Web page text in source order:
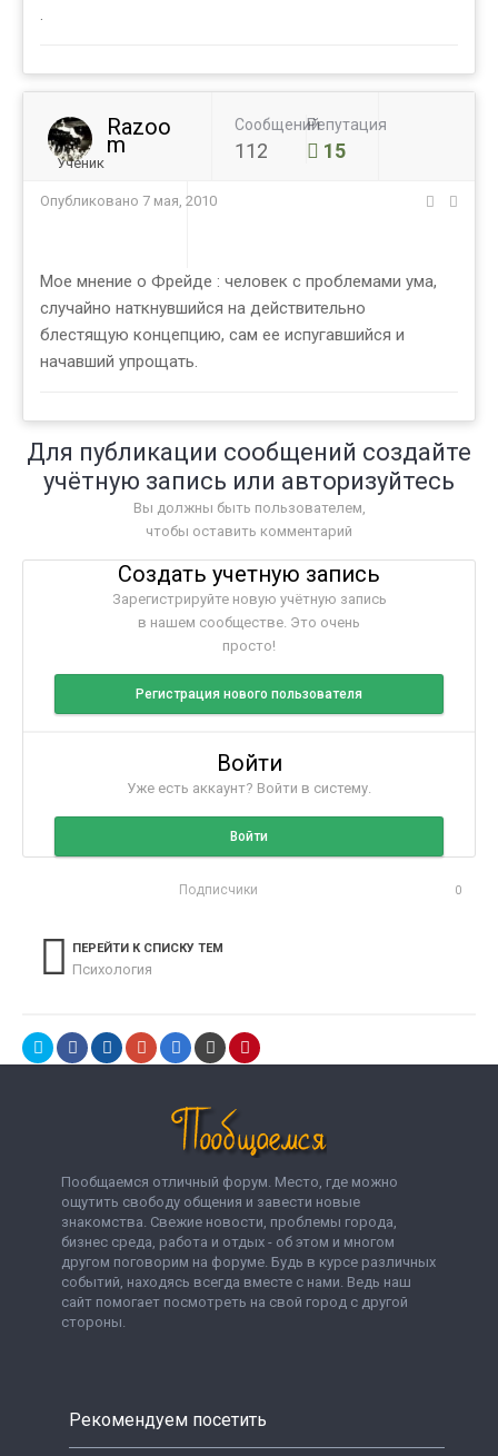
.
Razoo
m
Ученик
Сообщений
112
Репутация
15
Опубликовано 7 мая, 2010
Мое мнение о Фрейде : человек с проблемами ума,
случайно наткнувшийся на действительно
блестящую концепцию, сам ее испугавшийся и
начавший упрощать.
Для публикации сообщений создайте
учётную запись или авторизуйтесь
Вы должны быть пользователем,
чтобы оставить комментарий
Создать учетную запись
Зарегистрируйте новую учётную запись
в нашем сообществе. Это очень
просто!
Регистрация нового пользователя
Войти
Уже есть аккаунт? Войти в систему.
Войти
Подписчики 0
ПЕРЕЙТИ К СПИСКУ ТЕМ
Психология
Пообщаемся отличный форум. Место, где можно
ощутить свободу общения и завести новые
знакомства. Свежие новости, проблемы города,
бизнес среда, работа и отдых - об этом и многом
другом поговорим на форуме. Будь в курсе различных
событий, находясь всегда вместе с нами. Ведь наш
сайт помогает посмотреть на свой город с другой
стороны.
Рекомендуем посетить